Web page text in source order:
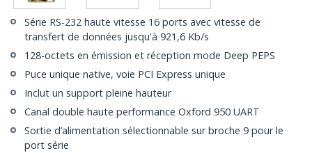
Série RS-232 haute vitesse 16 ports avec vitesse de
transfert de données jusqu'à 921,6 Kb/s
128-octets en émission et réception mode Deep PEPS
Puce unique native, voie PCI Express unique
Inclut un support pleine hauteur
Canal double haute performance Oxford 950 UART
Sortie d’alimentation sélectionnable sur broche 9 pour le
port série